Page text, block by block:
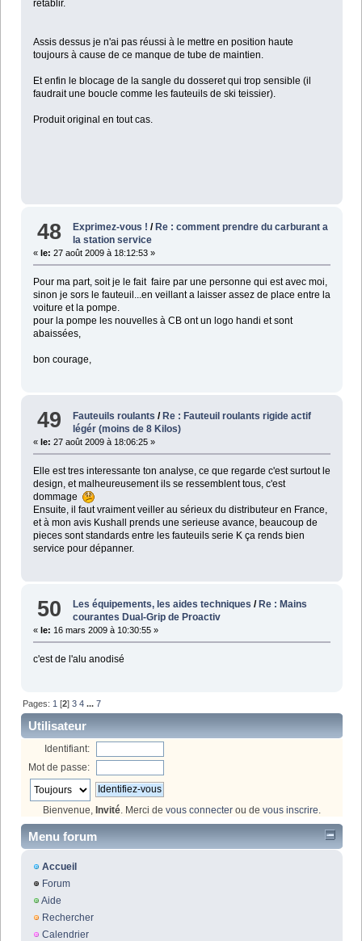
rétablir.
Assis dessus je n'ai pas réussi à le mettre en position haute
toujours à cause de ce manque de tube de maintien.
Et enfin le blocage de la sangle du dosseret qui trop sensible (il
faudrait une boucle comme les fauteuils de ski teissier).
Produit original en tout cas.
48 Exprimez-vous ! / Re : comment prendre du carburant a
la station service
« le: 27 août 2009 à 18:12:53 »
Pour ma part, soit je le fait faire par une personne qui est avec moi,
sinon je sors le fauteuil...en veillant a laisser assez de place entre la
voiture et la pompe.
pour la pompe les nouvelles à CB ont un logo handi et sont
abaissées,
bon courage,
49 Fauteuils roulants /Re : Fauteuil roulants rigide actif
légér (moins de 8 Kilos)
« le: 27 août 2009 à 18:06:25 »
Elle est tres interessante ton analyse, ce que regarde c'est surtout le
design, et malheureusement ils se ressemblent tous, c'est
dommage
Ensuite, il faut vraiment veiller au sérieux du distributeur en France,
et à mon avis Kushall prends une serieuse avance, beaucoup de
pieces sont standards entre les fauteuils serie K ça rends bien
service pour dépanner.
50 Les équipements, les aides techniques / Re : Mains
courantes Dual-Grip de Proactiv
« le: 16 mars 2009 à 10:30:55 »
c'est de l'alu anodisé
Pages: 1 [2]3 4 ...7
Utilisateur
Identifiant:
Mot de passe:
Bienvenue, Invité. Merci de vous connecter ou de vous inscrire.
Menu forum
Accueil
Forum
Aide
Rechercher
Calendrier